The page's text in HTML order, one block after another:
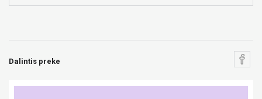
Dalintis preke